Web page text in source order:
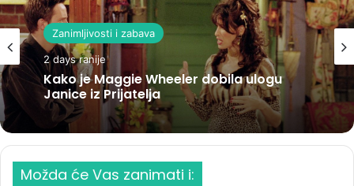
Zanimljivosti i zabava
2 days ranije
Kako je Maggie Wheeler dobila ulogu
Janice iz Prijatelja
Možda će Vas zanimati i: